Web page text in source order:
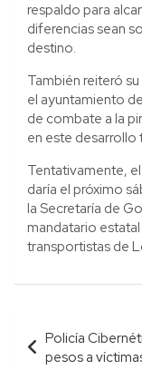
respaldo para
diferencias sean
destino.
También reiteró
el ayuntamiento
de combate a la
en este desarrollo
Tentativamente,
daría el próximo
la Secretaría de
mandatario
transportistas de
Navegación
de Policía
pesos a